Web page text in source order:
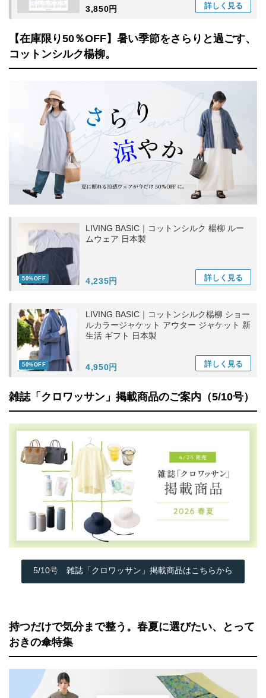
3,850円 詳しく 見る
【在庫限り50％OFF】暑い季節をさらりと過ごす、
コットンシルク楊柳。
50%OFF
LIVING BASIC｜コットンシルク 楊柳 ルー
ムウェア 日本製
4,235円 詳しく 見る
50%OFF
LIVING BASIC｜コットンシルク楊柳 ショー
ルカラージャケット アウター ジャケット 新
生活 ギフト 日本製
4,950円 詳しく 見る
雑誌「クロワッサン」掲載商品のご案内（5/10号）
5/10号 雑誌「クロワッサン」掲載商品はこちらから
持つだけで気分まで整う。春夏に選びたい、とって
おきの傘特集